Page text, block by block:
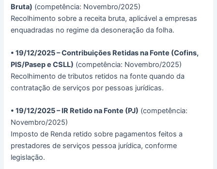
Bruta) (competência: Novembro/2025)
Recolhimento sobre a receita bruta, aplicável a empresas
enquadradas no regime da desoneração da folha.
• 19/12/2025 – Contribuições Retidas na Fonte (Cofins,
PIS/Pasep e CSLL) (competência: Novembro/2025)
Recolhimento de tributos retidos na fonte quando da
contratação de serviços por pessoas jurídicas.
• 19/12/2025 – IR Retido na Fonte (PJ) (competência:
Novembro/2025)
Imposto de Renda retido sobre pagamentos feitos a
prestadores de serviços pessoa jurídica, conforme
legislação.